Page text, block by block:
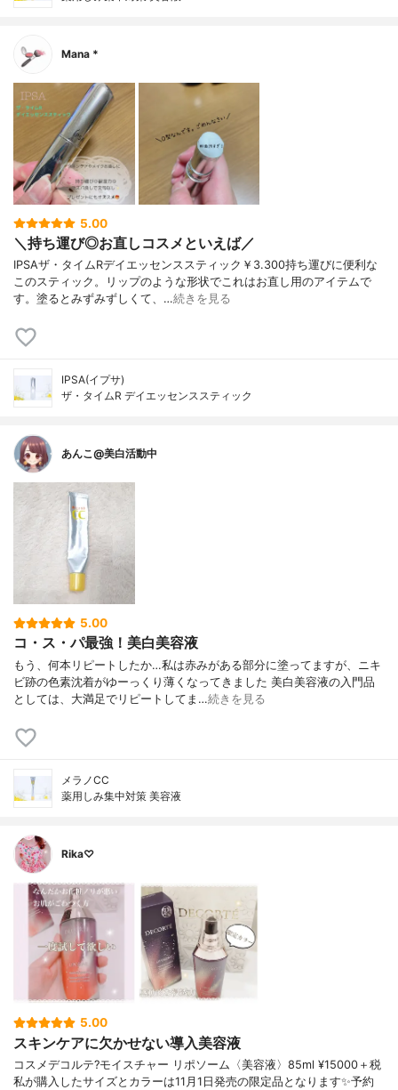
Mana *
5.00
＼持ち運び◎お直しコスメといえば／
IPSAザ・タイムRデイエッセンススティック￥3.300持ち運びに便利な
このスティック。リップのような形状でこれはお直し用のアイテムで
す。塗るとみずみずしくて、…続きを見る
IPSA(イプサ)
ザ・タイムR デイエッセンススティック
あんこ@美白活動中
5.00
コ・ス・パ最強！美白美容液
もう、何本リピートしたか…私は赤みがある部分に塗ってますが、ニキ
ビ跡の色素沈着がゆーっくり薄くなってきました 美白美容液の入門品
としては、大満足でリピートしてま…続きを見る
メラノCC
薬用しみ集中対策 美容液
Rika♡
5.00
スキンケアに欠かせない導入美容液
コスメデコルテ?モイスチャー リポソーム〈美容液〉85ml ¥15000＋税
私が購入したサイズとカラーは11月1日発売の限定品となります✨予約